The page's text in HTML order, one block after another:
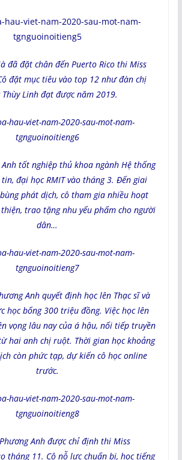
đã đặt chân đến Puerto Rico thi Miss
đặt mục tiêu vào top 12 như đàn chị
Thùy Linh đạt được năm 2019.
tốt nghiệp thủ khoa ngành Hệ thống
đại học RMIT vào tháng 3. Đến giai
phát dịch, cô tham gia nhiều hoạt
trao tặng nhu yếu phẩm cho người
dân…
Anh quyết định học lên Thạc sĩ và
học bổng 300 triệu đồng. Việc học lên
vọng lâu nay của á hậu, nối tiếp truyền
hai anh chị ruột. Thời gian học khoảng
còn phức tạp, dự kiến cô học online
trước.
Anh được chỉ định thi Miss
tháng 11. Cô nỗ lực chuẩn bị, học tiếng